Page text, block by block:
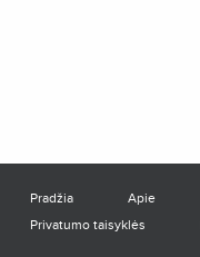
Pradžia Apie
Privatumo taisyklės